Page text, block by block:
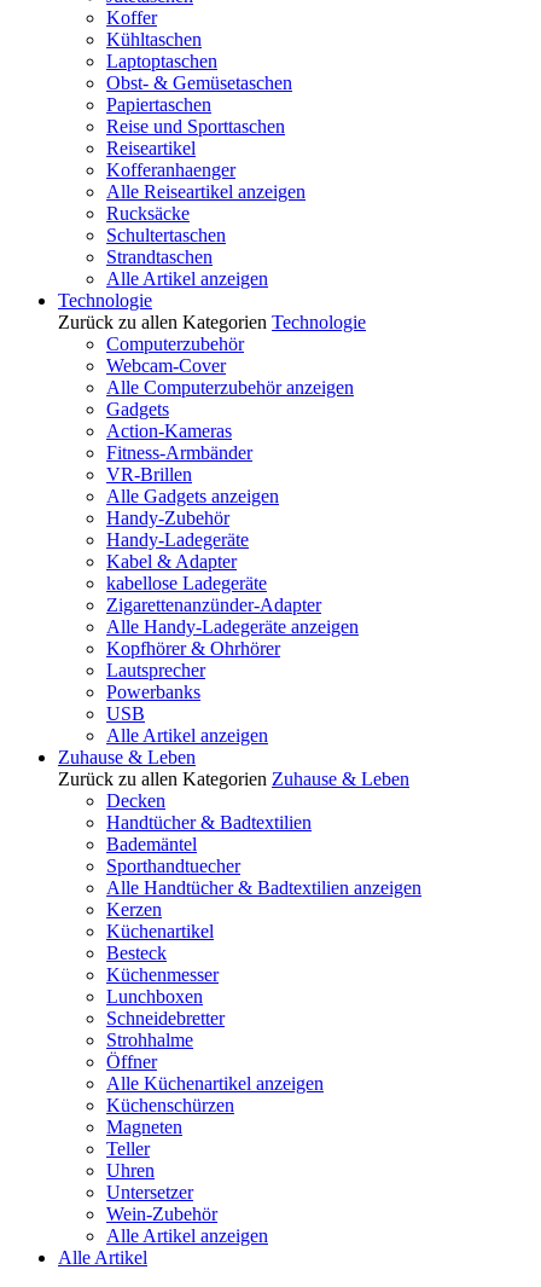
Koffer
Kühltaschen
Laptoptaschen
Obst- & Gemüsetaschen
Papiertaschen
Reise und Sporttaschen
Reiseartikel
Kofferanhaenger
Alle Reiseartikel anzeigen
Rucksäcke
Schultertaschen
Strandtaschen
Alle Artikel anzeigen
Technologie
Zurück zu allen Kategorien Technologie
Computerzubehör
Webcam-Cover
Alle Computerzubehör anzeigen
Gadgets
Action-Kameras
Fitness-Armbänder
VR-Brillen
Alle Gadgets anzeigen
Handy-Zubehör
Handy-Ladegeräte
Kabel & Adapter
kabellose Ladegeräte
Zigarettenanzünder-Adapter
Alle Handy-Ladegeräte anzeigen
Kopfhörer & Ohrhörer
Lautsprecher
Powerbanks
USB
Alle Artikel anzeigen
Zuhause & Leben
Zurück zu allen Kategorien Zuhause & Leben
Decken
Handtücher & Badtextilien
Bademäntel
Sporthandtuecher
Alle Handtücher & Badtextilien anzeigen
Kerzen
Küchenartikel
Besteck
Küchenmesser
Lunchboxen
Schneidebretter
Strohhalme
Öffner
Alle Küchenartikel anzeigen
Küchenschürzen
Magneten
Teller
Uhren
Untersetzer
Wein-Zubehör
Alle Artikel anzeigen
Alle Artikel